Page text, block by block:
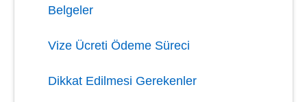
Belgeler
Vize Ücreti Ödeme Süreci
Dikkat Edilmesi Gerekenler